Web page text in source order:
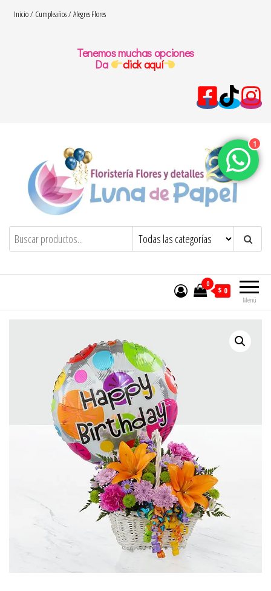
SaltarInicio/ Cumpleaños/ Alegres Flores
Tenemos muchas opciones
Da
click aquí
floresydetalles.com.coFlores y detalles – Luna de papel
Menú
0
$ 0
1